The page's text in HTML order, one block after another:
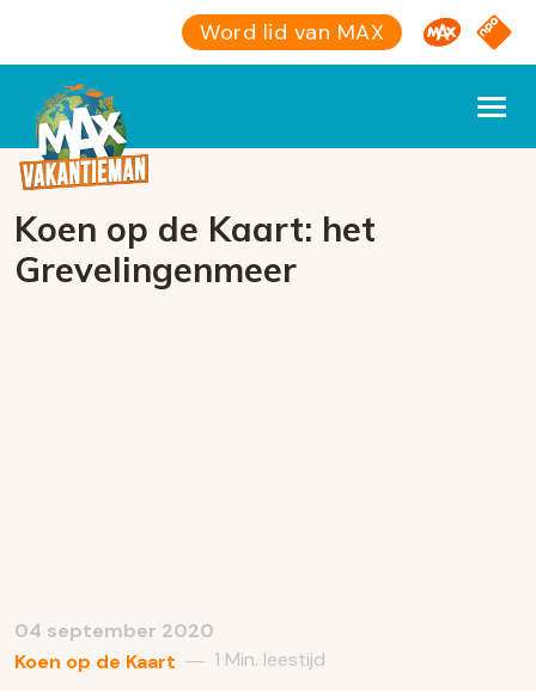
Word lid van MAX Omroep
NPO
Koen op de Kaart: het
Grevelingenmeer
04 september 2020
Koen op de Kaart — 1 Min. leestijd